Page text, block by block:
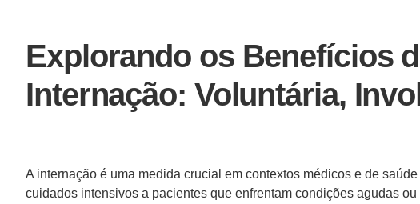
Explorando os Benefícios
Internação: Voluntária,
A internação é uma medida crucial em contextos médicos e de
cuidados intensivos a pacientes que enfrentam condições agudas